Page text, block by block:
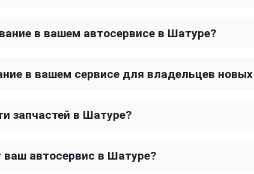
в вашем автосервисе в Шатуре?
в вашем сервисе для владельцев
запчастей в Шатуре?
ваш автосервис в Шатуре?